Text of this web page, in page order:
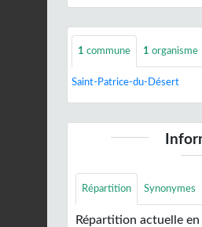
1 commune 1 organisme
Saint-Patrice-du-Désert
Répartition Synonymes
Répartition actuelle